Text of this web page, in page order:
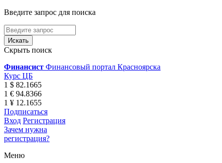
Введите запрос для поиска
Скрыть поиск
Финансист Финансовый портал Красноярска
Курс ЦБ
1 $ 82.1665
1 € 94.8366
1 ¥ 12.1655
Подписаться
Вход Регистрация
Зачем нужна
регистрация?
Меню